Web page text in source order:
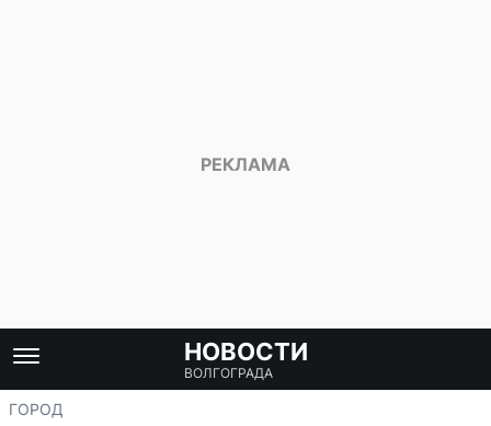
НОВОСТИ
ВОЛГОГРАДА
ГОРОД